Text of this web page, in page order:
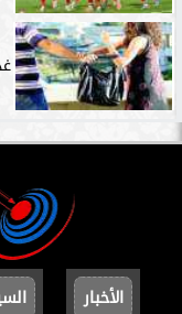
الأخبار